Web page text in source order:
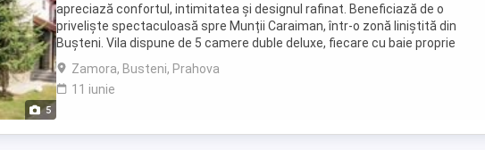
5
apreciază confortul, intimitatea și designul rafinat. Beneficiază de o
priveliște spectaculoasă spre Munții Caraiman, într-o zonă liniștită din
Bușteni. Vila dispune de 5 camere duble deluxe, fiecare cu baie proprie
și balcon, ...
Zamora, Busteni, Prahova
11 iunie